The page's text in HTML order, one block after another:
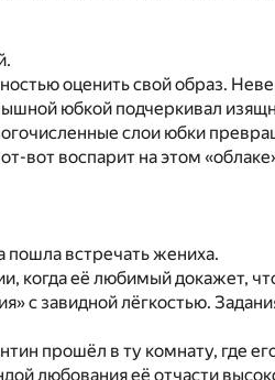
оценить свой образ.
юбкой подчеркивал
слои юбки
вот воспарит на этом
пошла встречать жениха.
когда её любимый докажет,
с завидной лёгкостью.
прошёл в ту комнату, где
любования её отчасти